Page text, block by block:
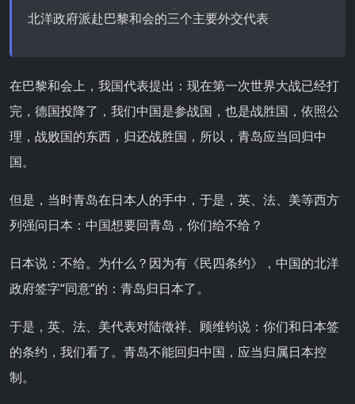
北洋政府派赴巴黎和会的三个主要外交代表
在巴黎和会上，我国代表提出：现在第一次世界大战已经打
完，德国投降了，我们中国是参战国，也是战胜国，依照公
理，战败国的东西，归还战胜国，所以，青岛应当回归中
国。
但是，当时青岛在日本人的手中，于是，英、法、美等西方
列强问日本：中国想要回青岛，你们给不给？
日本说：不给。为什么？因为有《民四条约》，中国的北洋
政府签字“同意”的：青岛归日本了。
于是，英、法、美代表对陆徵祥、顾维钧说：你们和日本签
的条约，我们看了。青岛不能回归中国，应当归属日本控
制。